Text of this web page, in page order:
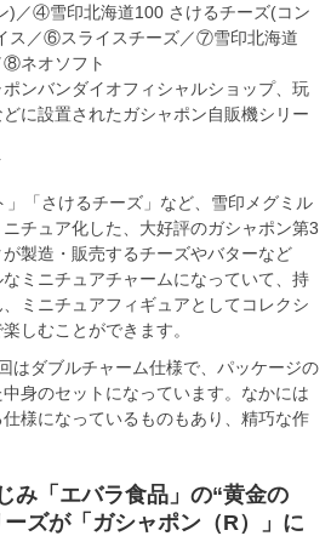
)／④雪印北海道100 さけるチーズ(コン
ス／⑥スライスチーズ／⑦雪印北海道
⑧ネオソフト
ンバンダイオフィシャルショップ、玩
に設置されたガシャポン自販機シリー
」「さけるチーズ」など、雪印メグミル
チュア化した、大好評のガシャポン第3
製造・販売するチーズやバターなど
ミニチュアチャームになっていて、持
ミニチュアフィギュアとしてコレクシ
しむことができます。
はダブルチャーム仕様で、パッケージの
身のセットになっています。なかには
様になっているものもあり、精巧な作
み「エバラ食品」の“黄金の
ズが「ガシャポン（R）」に